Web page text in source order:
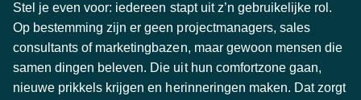
Stel je even voor: iedereen stapt uit z’n gebruikelijke rol.
Op bestemming zijn er geen projectmanagers, sales
consultants of marketingbazen, maar gewoon mensen die
samen dingen beleven. Die uit hun comfortzone gaan,
nieuwe prikkels krijgen en herinneringen maken. Dat zorgt